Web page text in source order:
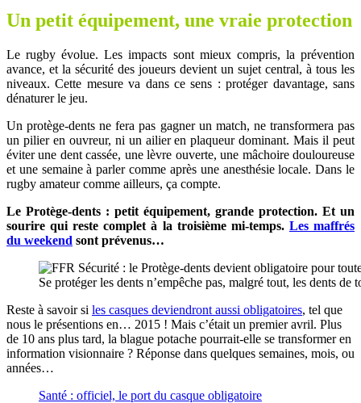
Un petit équipement, une vraie protection
Le rugby évolue. Les impacts sont mieux compris, la prévention
avance, et la sécurité des joueurs devient un sujet central, à tous les
niveaux. Cette mesure va dans ce sens : protéger davantage, sans
dénaturer le jeu.
Un protège-dents ne fera pas gagner un match, ne transformera pas
un pilier en ouvreur, ni un ailier en plaqueur dominant. Mais il peut
éviter une dent cassée, une lèvre ouverte, une mâchoire douloureuse
et une semaine à parler comme après une anesthésie locale. Dans le
rugby amateur comme ailleurs, ça compte.
Le Protège-dents : petit équipement, grande protection. Et un
sourire qui reste complet à la troisième mi-temps. Les maffrés
du weekend sont prévenus…
Se protéger les dents n’empêche pas, malgré tout, les dents
Reste à savoir si les casques deviendront aussi obligatoires, tel que
nous le présentions en… 2015 ! Mais c’était un premier avril. Plus
de 10 ans plus tard, la blague potache pourrait-elle se transformer en
information visionnaire ? Réponse dans quelques semaines, mois, ou
années…
Santé : officiel, le port du casque obligatoire